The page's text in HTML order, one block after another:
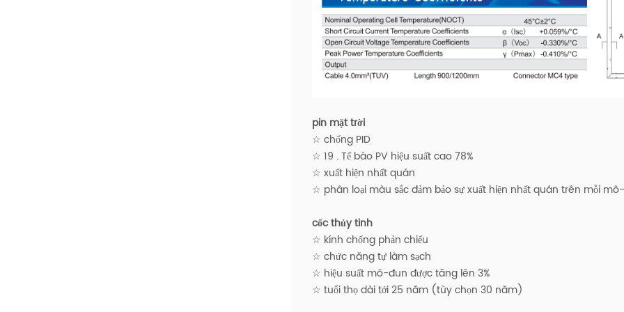
pin mặt trời
☆ chống PID
☆ 19 . Tế bào PV hiệu suất cao 78%
☆ xuất hiện nhất quán
☆ phân loại màu sắc đảm bảo sự xuất hiện nhất quán trên mỗi
cốc thủy tinh
☆ kính chống phản chiếu
☆ chức năng tự làm sạch
☆ hiệu suất mô-đun được tăng lên 3%
☆ tuổi thọ dài tới 25 năm (tùy chọn 30 năm)